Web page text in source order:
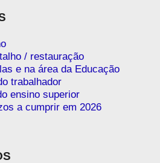
/ restauração
e na área da Educação
trabalhador
ensino superior
a cumprir em 2026